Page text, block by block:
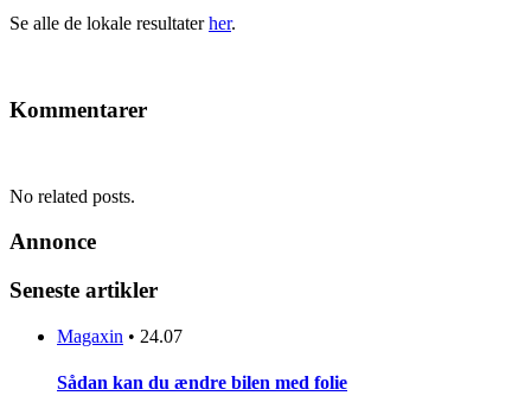
Se alle de lokale resultaterher.
Kommentarer
No related posts.
Annonce
Seneste artikler
Magaxin • 24.07
Sådan kan du ændre bilen med folie